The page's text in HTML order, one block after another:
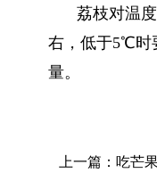
荔枝对温
右，低于5℃时
量。
上一篇：吃芒